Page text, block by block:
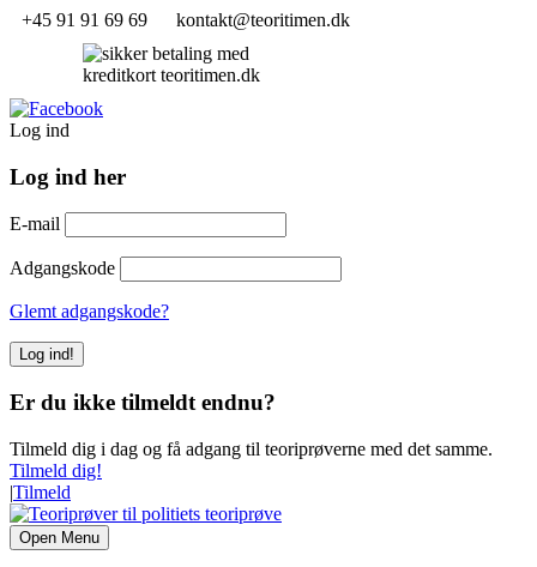
+45 91 91 69 69 kontakt@teoritimen.dk
Log ind
Log ind her
E-mail
Adgangskode
Glemt adgangskode?
Er du ikke tilmeldt endnu?
Tilmeld dig i dag og få adgang til teoriprøverne med det samme.
Tilmeld dig!
|Tilmeld
Open Menu